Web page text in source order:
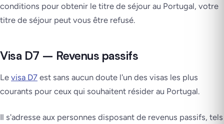
conditions pour obtenir le titre de séjour au Portugal, votre
titre de séjour peut vous être refusé.
Visa D7 – Revenus passifs
Le visa D7 est sans aucun doute l'un des visas les plus
courants pour ceux qui souhaitent résider au Portugal.
Il s'adresse aux personnes disposant de revenus passifs, tels